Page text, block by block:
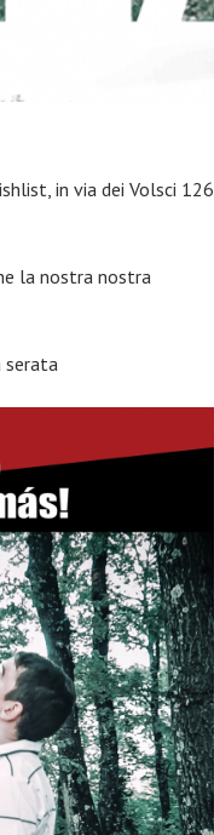
in via dei Volsci 126
la nostra nostra
serata